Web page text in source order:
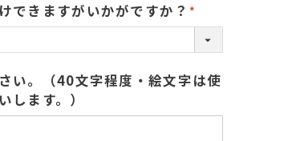
できますがいかがですか？
(
)
い。（40文字程度・絵文字は使
ます。）